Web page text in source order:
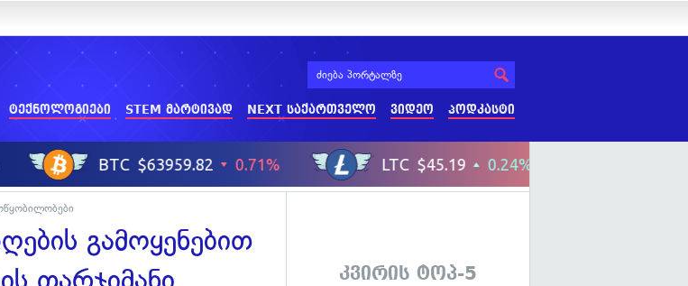
ტექნოლოგიები STEM მარტივად NEXT საქართველო ვიდეო პოდკასტი
გამოყენებით
კვირის ტოპ-5